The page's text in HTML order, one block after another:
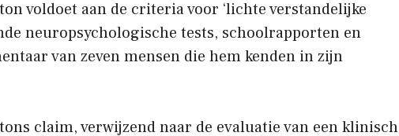
voldoet aan de criteria voor ‘lichte verstandelijke
neuropsychologische tests, schoolrapporten en
van zeven mensen die hem kenden in zijn
claim, verwijzend naar de evaluatie van een klinisch